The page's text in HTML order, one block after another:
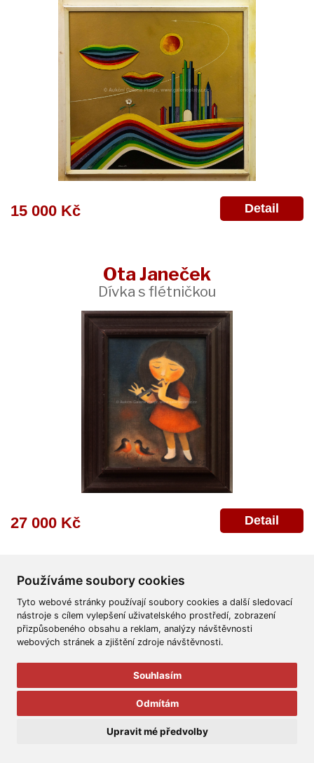
Používáme soubory cookies
Tyto webové stránky používají soubory cookies a další sledovací
nástroje s cílem vylepšení uživatelského prostředí, zobrazení
přizpůsobeného obsahu a reklam, analýzy návštěvnosti
webových stránek a zjištění zdroje návštěvnosti.
Souhlasím
Odmítám
Upravit mé předvolby
15 000 Kč Detail
Ota Janeček
Dívka s flétničkou
27 000 Kč Detail
Všeobecné obchodní podmínky Reklamační řád
Ochrana osobních údajů
Všechna práva vyhrazena.